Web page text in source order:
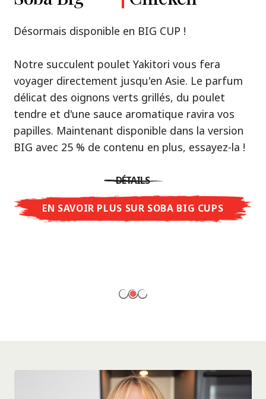
Trois univers de saveurs, un seul objectif : le
vrai ramen de niveau restaurant – sans le
restaurant.
Avec Nissin Ramen Premium, découvrez le
plaisir du ramen japonais comme jamais
Yuzu, épicé et relevé avec Spicy Miso, ou
crémeux et gourmand avec Tonkotsu. Le goût
authentique du restaurant – à savourer chez
Désormais disponible en BIG CUP !
Notre succulent poulet Yakitori vous fera
voyager directement jusqu'en Asie. Le parfum
délicat des oignons verts grillés, du poulet
tendre et d'une sauce aromatique ravira vos
papilles. Maintenant disponible dans la version
BIG avec 25 % de contenu en plus, essayez-la !
DÉTAILS
EN SAVOIR PLUS SUR SOBA BIG CUPS
Notre recommandation: découvrez le goût de
Ramen !
Une soupe ramen qui, comme la cuisine
thaïlandaise elle-même, est synonyme
d'équilibre parfait et d'harmonie gustative.
La saveur de poulet caramélisé combinée aux
expérience gustative asiatique authentique.
DÉTAILS